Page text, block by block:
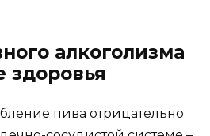
алкоголизма
здоровья
пива отрицательно